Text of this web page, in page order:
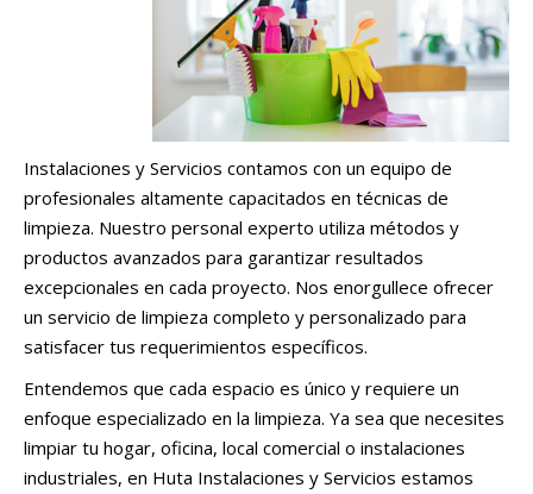
Instalaciones y Servicios contamos con un equipo de
profesionales altamente capacitados en técnicas de
limpieza. Nuestro personal experto utiliza métodos y
productos avanzados para garantizar resultados
excepcionales en cada proyecto. Nos enorgullece ofrecer
un servicio de limpieza completo y personalizado para
satisfacer tus requerimientos específicos.
Entendemos que cada espacio es único y requiere un
enfoque especializado en la limpieza. Ya sea que necesites
limpiar tu hogar, oficina, local comercial o instalaciones
industriales, en Huta Instalaciones y Servicios estamos